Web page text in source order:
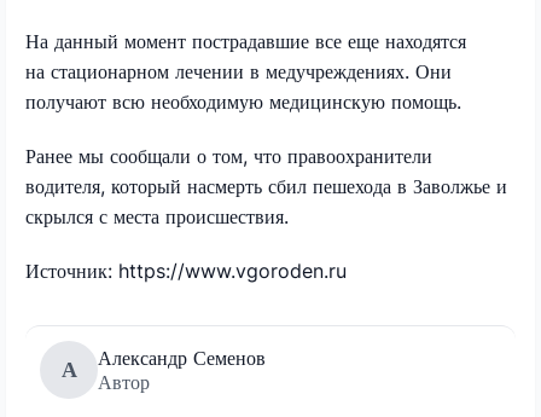
На данный момент пострадавшие все еще находятся
на стационарном лечении в медучреждениях. Они
получают всю необходимую медицинскую помощь.
Ранее мы сообщали о том, что правоохранители
водителя, который насмерть сбил пешехода в Заволжье и
скрылся с места происшествия.
Источник: https://www.vgoroden.ru
А
Александр Семенов
Автор